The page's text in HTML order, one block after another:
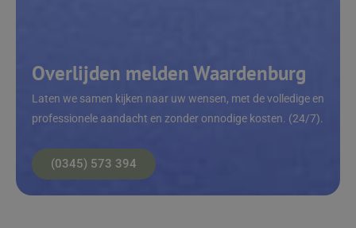
Overlijden melden Waardenburg
Laten we samen kijken naar uw wensen, met de volledige en
professionele aandacht en zonder onnodige kosten. (24/7).
(0345) 573 394